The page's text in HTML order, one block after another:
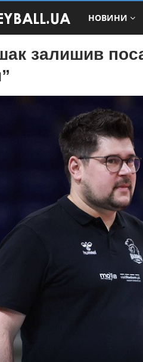
НОВИНИ
залишив